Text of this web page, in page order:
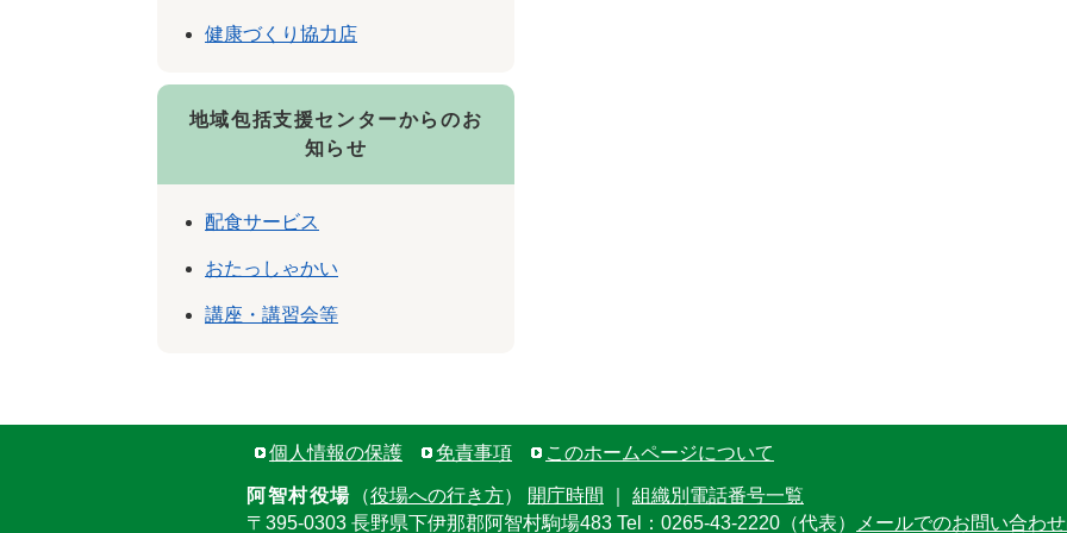
健康づくり協力店
地域包括支援センターからのお
知らせ
配食サービス
おたっしゃかい
講座・講習会等
個人情報の保護 免責事項 このホームページについて
阿智村役場 （役場への行き方） 開庁時間
組織別電話番号一覧
〒395-0303 長野県下伊那郡阿智村駒場483 Tel：0265-43-2220（代表） メールでのお問い合わ